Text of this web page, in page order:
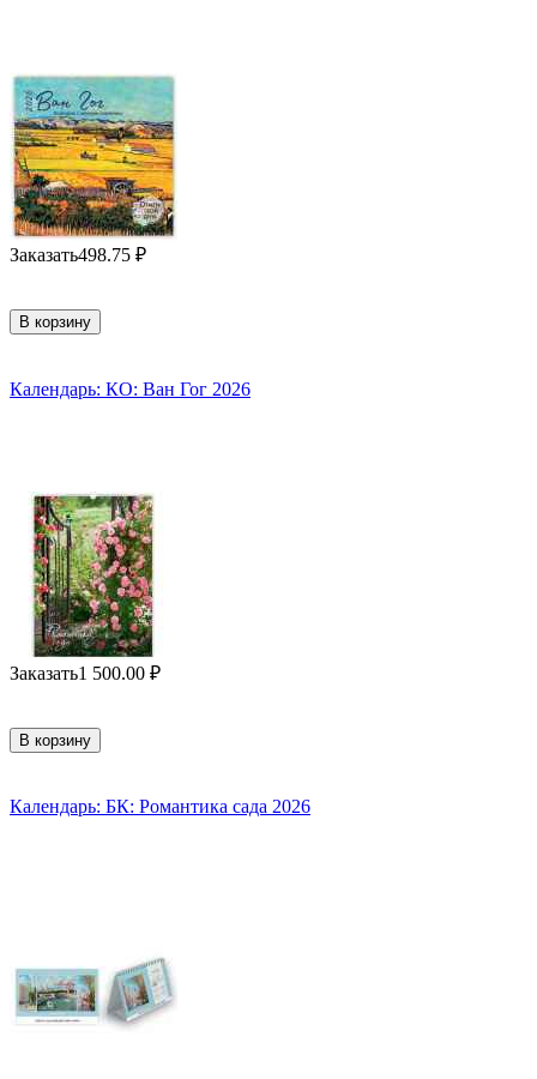
Заказать498.75 ₽
В корзину
Календарь: КО: Ван Гог 2026
Заказать1 500.00 ₽
В корзину
Календарь: БК: Романтика сада 2026